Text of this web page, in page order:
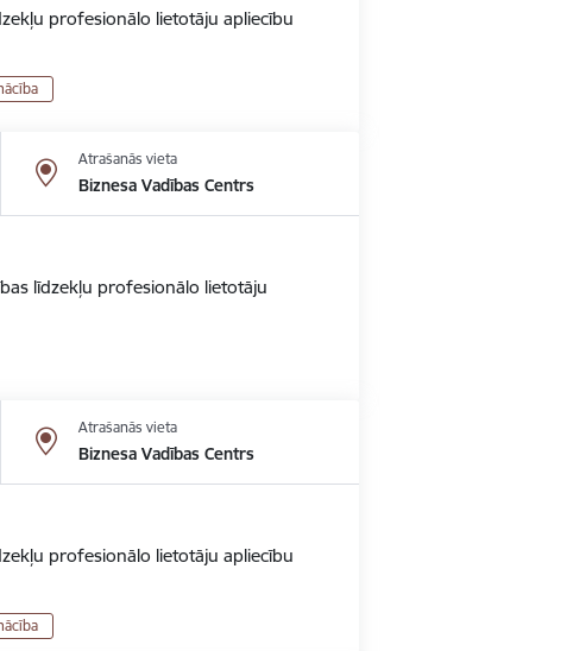
profesionālo lietotāju apliecību
Atrašanās vieta
Biznesa Vadības Centrs
līdzekļu profesionālo lietotāju
Atrašanās vieta
Biznesa Vadības Centrs
profesionālo lietotāju apliecību